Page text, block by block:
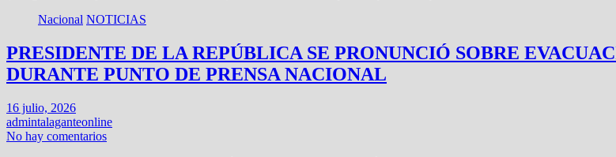
Nacional NOTICIAS
PRESIDENTE DE LA REPÚBLICA SE PRONUNCIÓ SOBRE
DURANTE PUNTO DE PRENSA NACIONAL
16 julio, 2026
admintalaganteonline
No hay comentarios